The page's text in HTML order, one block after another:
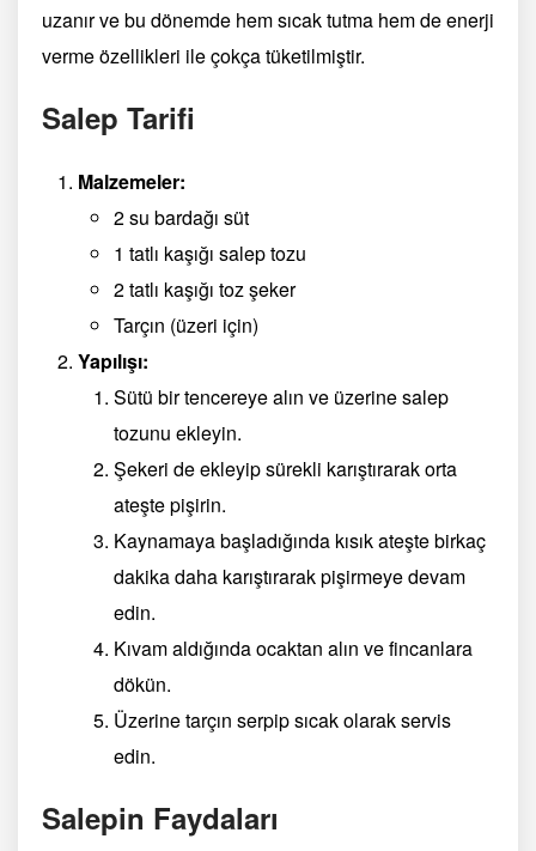
uzanır ve bu dönemde hem sıcak tutma hem de enerji
verme özellikleri ile çokça tüketilmiştir.
Salep Tarifi
Malzemeler:
2 su bardağı süt
1 tatlı kaşığı salep tozu
2 tatlı kaşığı toz şeker
Tarçın (üzeri için)
Yapılışı:
Sütü bir tencereye alın ve üzerine salep
tozunu ekleyin.
Şekeri de ekleyip sürekli karıştırarak orta
ateşte pişirin.
Kaynamaya başladığında kısık ateşte birkaç
dakika daha karıştırarak pişirmeye devam
edin.
Kıvam aldığında ocaktan alın ve fincanlara
dökün.
Üzerine tarçın serpip sıcak olarak servis
edin.
Salepin Faydaları